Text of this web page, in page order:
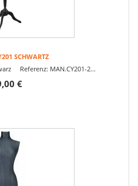
SCHWARTZ
Referenz: MAN.CY201-2...
€